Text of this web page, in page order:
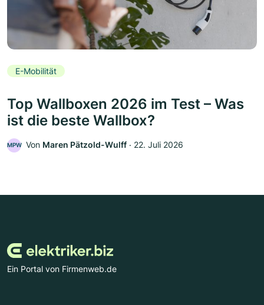
E-Mobilität
Top Wallboxen 2026 im Test – Was
ist die beste Wallbox?
MPW Von Maren Pätzold-Wulff ‧ 22. Juli 2026
Ein Portal von Firmenweb.de